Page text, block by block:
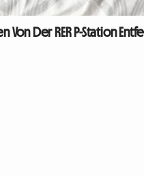
Von Der RER P-Station